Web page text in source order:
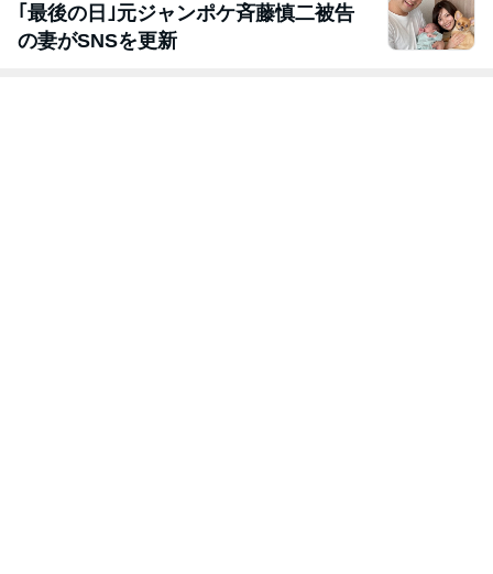
｢最後の日｣元ジャンポケ斉藤慎二被告
の妻がSNSを更新